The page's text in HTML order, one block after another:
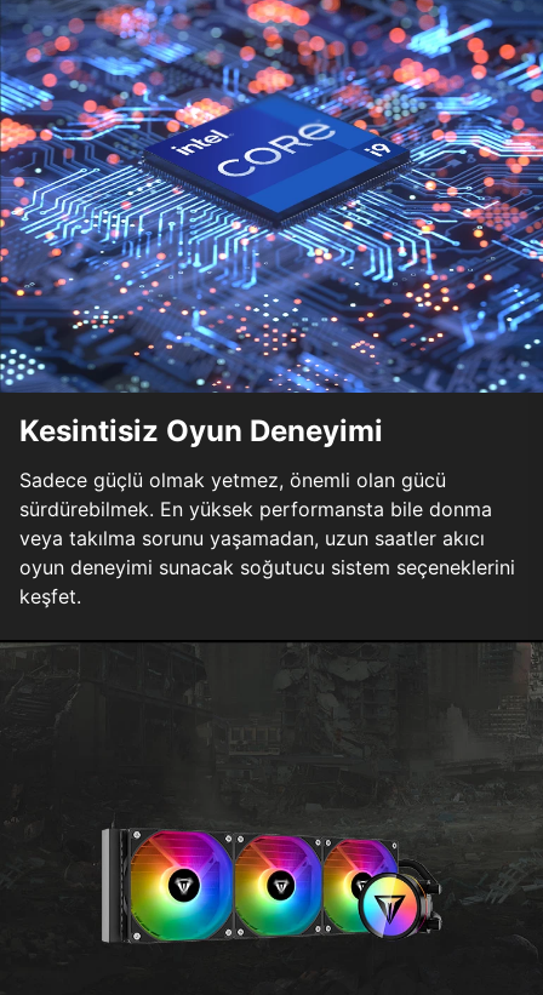
Kesintisiz Oyun Deneyimi
Sadece güçlü olmak yetmez, önemli olan gücü
sürdürebilmek. En yüksek performansta bile donma
veya takılma sorunu yaşamadan, uzun saatler akıcı
oyun deneyimi sunacak soğutucu sistem seçeneklerini
keşfet.